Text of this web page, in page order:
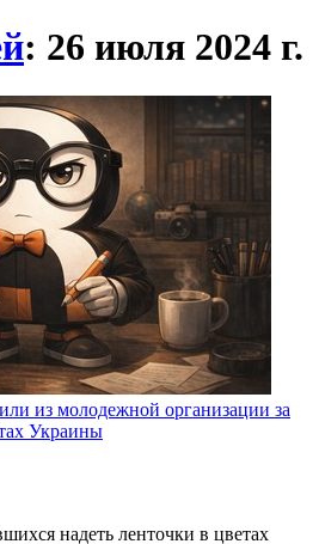
: 26 июля 2024 г.
из молодежной организации за
Украины
надеть ленточки в цветах